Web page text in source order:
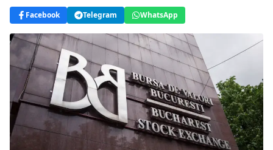
Facebook Telegram WhatsApp